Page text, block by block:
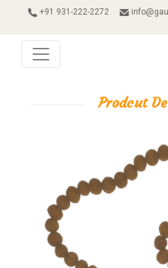
+91 931-222-2272
Prodcut